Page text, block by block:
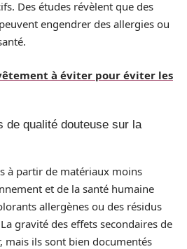
Des études révèlent que des
engendrer des allergies ou
à éviter pour éviter les
de qualité douteuse sur la
à partir de matériaux moins
et de la santé humaine
allergènes ou des résidus
gravité des effets secondaires de
mais ils sont bien documentés